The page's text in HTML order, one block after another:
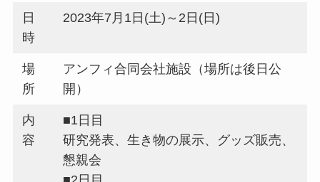
日
時
2023年7月1日(土)～2日(日)
場
所
アンフィ合同会社施設（場所は後日公
開）
内
容
■1日目
研究発表、生き物の展示、グッズ販売、
懇親会